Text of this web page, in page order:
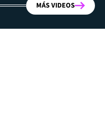
MÁS VIDEOS